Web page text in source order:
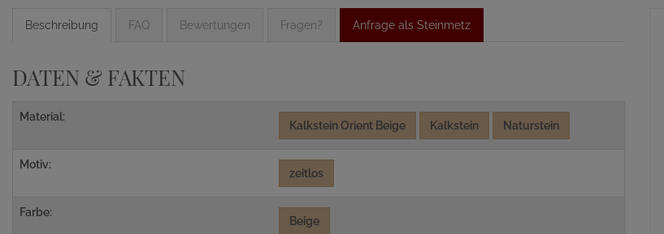
Beschreibung FAQ Bewertungen Fragen? Anfrage als Steinmetz
DATEN & FAKTEN
Material:
Kalkstein Orient Beige Kalkstein Naturstein
Motiv:
zeitlos
Farbe:
Beige